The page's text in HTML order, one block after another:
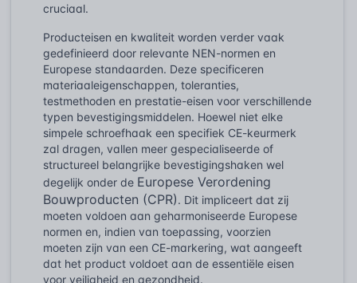
cruciaal.
Producteisen en kwaliteit worden verder vaak
gedefinieerd door relevante NEN-normen en
Europese standaarden. Deze specificeren
materiaaleigenschappen, toleranties,
testmethoden en prestatie-eisen voor verschillende
typen bevestigingsmiddelen. Hoewel niet elke
simpele schroefhaak een specifiek CE-keurmerk
zal dragen, vallen meer gespecialiseerde of
structureel belangrijke bevestigingshaken wel
degelijk onder de Europese Verordening
Bouwproducten (CPR). Dit impliceert dat zij
moeten voldoen aan geharmoniseerde Europese
normen en, indien van toepassing, voorzien
moeten zijn van een CE-markering, wat aangeeft
dat het product voldoet aan de essentiële eisen
voor veiligheid en gezondheid.